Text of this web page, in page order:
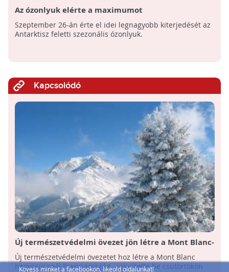
Kövess minket a facebookon, likeold oldalunkat!
Az ózonlyuk elérte a maximumot
Szeptember 26-án érte el idei legnagyobb kiterjedését az
Antarktisz feletti szezonális ózonlyuk.
Kapcsolódó
Új természetvédelmi övezet jön létre a Mont Blanc-
nál
Új természetvédelmi övezetet hoz létre a Mont Blanc
hegycsúcsnál Franciaország - jelentette be csütörtökön